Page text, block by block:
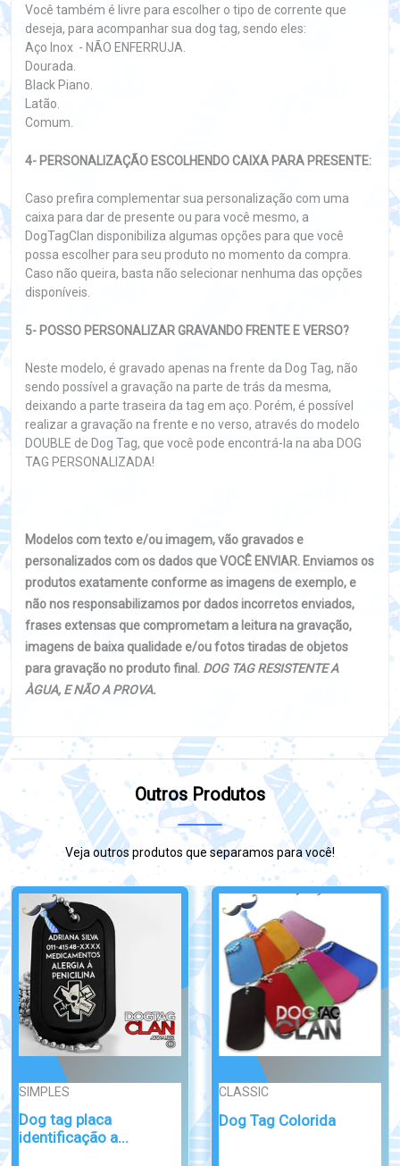
Você também é livre para escolher o tipo de corrente que
deseja, para acompanhar sua dog tag, sendo eles:
Aço Inox - NÃO ENFERRUJA.
Dourada.
Black Piano.
Latão.
Comum.
4- PERSONALIZAÇÃO ESCOLHENDO CAIXA PARA PRESENTE:
Caso prefira complementar sua personalização com uma
caixa para dar de presente ou para você mesmo, a
DogTagClan disponibiliza algumas opções para que você
possa escolher para seu produto no momento da compra.
Caso não queira, basta não selecionar nenhuma das opções
disponíveis.
5- POSSO PERSONALIZAR GRAVANDO FRENTE E VERSO?
Neste modelo, é gravado apenas na frente da Dog Tag, não
sendo possível a gravação na parte de trás da mesma,
deixando a parte traseira da tag em aço. Porém, é possível
realizar a gravação na frente e no verso, através do modelo
DOUBLE de Dog Tag, que você pode encontrá-la na aba DOG
TAG PERSONALIZADA!
Modelos com texto e/ou imagem, vão gravados e
personalizados com os dados que VOCÊ ENVIAR. Enviamos os
produtos exatamente conforme as imagens de exemplo, e
não nos responsabilizamos por dados incorretos enviados,
frases extensas que comprometam a leitura na gravação,
imagens de baixa qualidade e/ou fotos tiradas de objetos
para gravação no produto final. DOG TAG RESISTENTE A
ÀGUA, E NÃO A PROVA.
Outros Produtos
Veja outros produtos que separamos para você!
Broche/Crachá
Crachá de Identificação
para...
CLASSIC
Dog Tag Lobo Preto